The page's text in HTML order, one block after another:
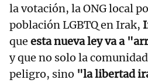
la votación, la ONG local
población LGBTQ en Irak,
que esta nueva ley va a
y que no solo la
peligro, sino "la libertad